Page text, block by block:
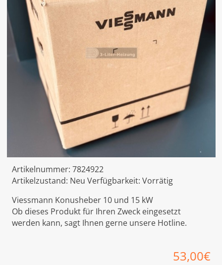
Artikelnummer: 7824922
Artikelzustand: Neu Verfügbarkeit: Vorrätig
Viessmann Konusheber 10 und 15 kW
Ob dieses Produkt für Ihren Zweck eingesetzt
werden kann, sagt Ihnen gerne unsere Hotline.
53,00€